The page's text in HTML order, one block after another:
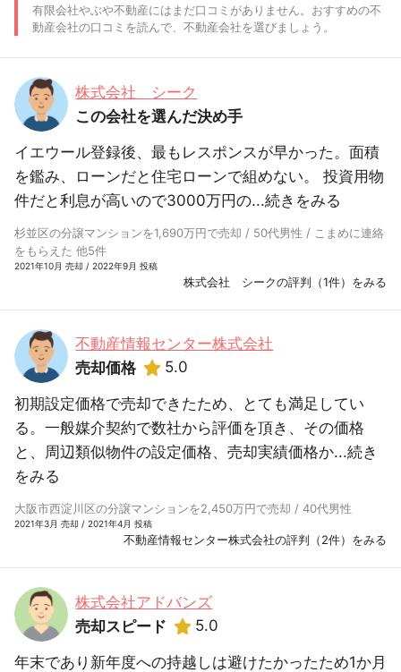
有限会社やぶや不動産にはまだ口コミがありません。おすすめの不
動産会社の口コミを読んで、不動産会社を選びましょう。
株式会社 シーク
この会社を選んだ決め手
イエウール登録後、最もレスポンスが早かった。面積
を鑑み、ローンだと住宅ローンで組めない。 投資用物
件だと利息が高いので3000万円の...続きをみる
杉並区の分譲マンションを1,690万円で売却 / 50代男性 / こまめに連絡
をもらえた 他5件
2021年10月 売却 / 2022年9月 投稿
株式会社 シークの評判（1件）をみる
不動産情報センター株式会社
売却価格
5.0
初期設定価格で売却できたため、とても満足してい
る。一般媒介契約で数社から評価を頂き、その価格
と、周辺類似物件の設定価格、売却実績価格か...続き
をみる
大阪市西淀川区の分譲マンションを2,450万円で売却 / 40代男性
2021年3月 売却 / 2021年4月 投稿
不動産情報センター株式会社の評判（2件）をみる
株式会社アドバンズ
売却スピード
5.0
年末であり新年度への持越しは避けたかったため1か月